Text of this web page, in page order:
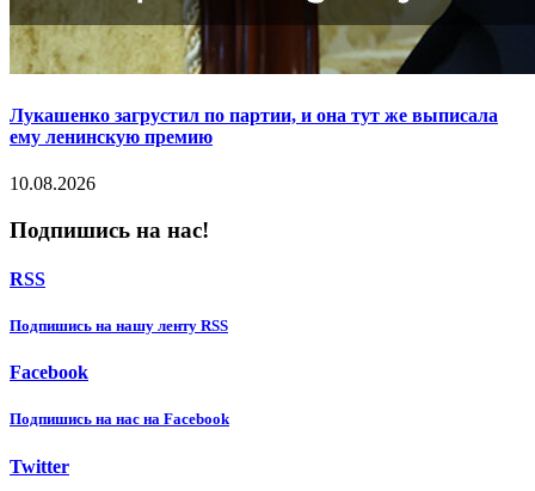
Лукашенко загрустил по партии, и она тут же выписала
ему ленинскую премию
10.08.2026
Подпишись на нас!
RSS
Подпишиcь на нашу ленту RSS
Facebook
Подпишиcь на нас на Facebook
Twitter